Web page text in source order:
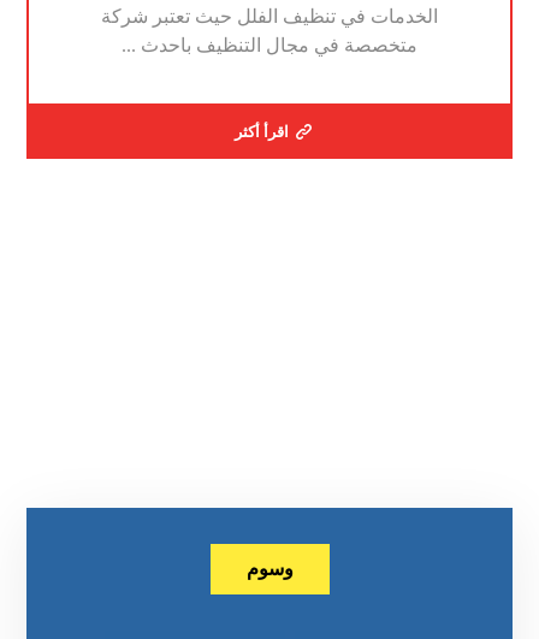
الخدمات في تنظيف الفلل حيث تعتبر شركة
متخصصة في مجال التنظيف باحدث ...
اقرأ أكثر
وسوم